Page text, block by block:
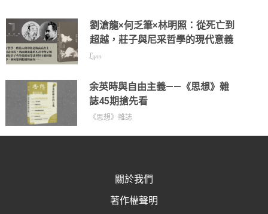
劉滄龍×何乏筆×林明照：從死亡到
超越，莊子與尼采哲學的現代意義
Lynn
余英時與自由主義——《思想》雜
誌45期搶先看
《思想》雜誌
關於我們
著作權聲明